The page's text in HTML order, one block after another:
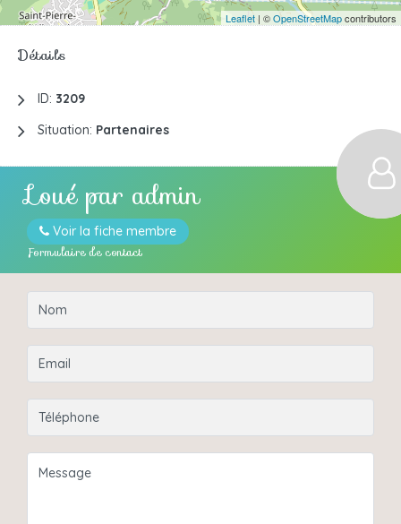
Leaflet | ©OpenStreetMapcontributors
Détails
ID: 3209
Situation: Partenaires
Loué par admin
Voir la fiche membre
Formulaire de contact